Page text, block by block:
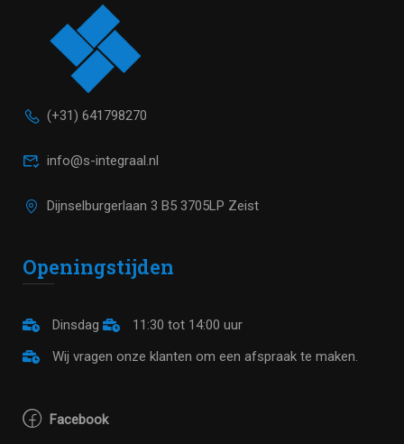
(+31) 641798270
info@s-integraal.nl
Dijnselburgerlaan 3 B5 3705LP Zeist
Openingstijden
Dinsdag
11:30 tot 14:00 uur
Wij vragen onze klanten om een afspraak te maken.
Facebook